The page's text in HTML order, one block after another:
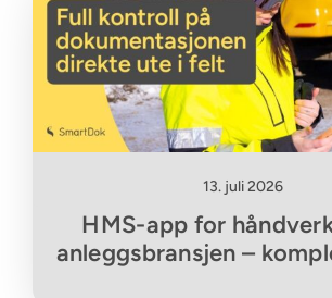
13. juli 2026
HMS-app for
anleggsbransjen –